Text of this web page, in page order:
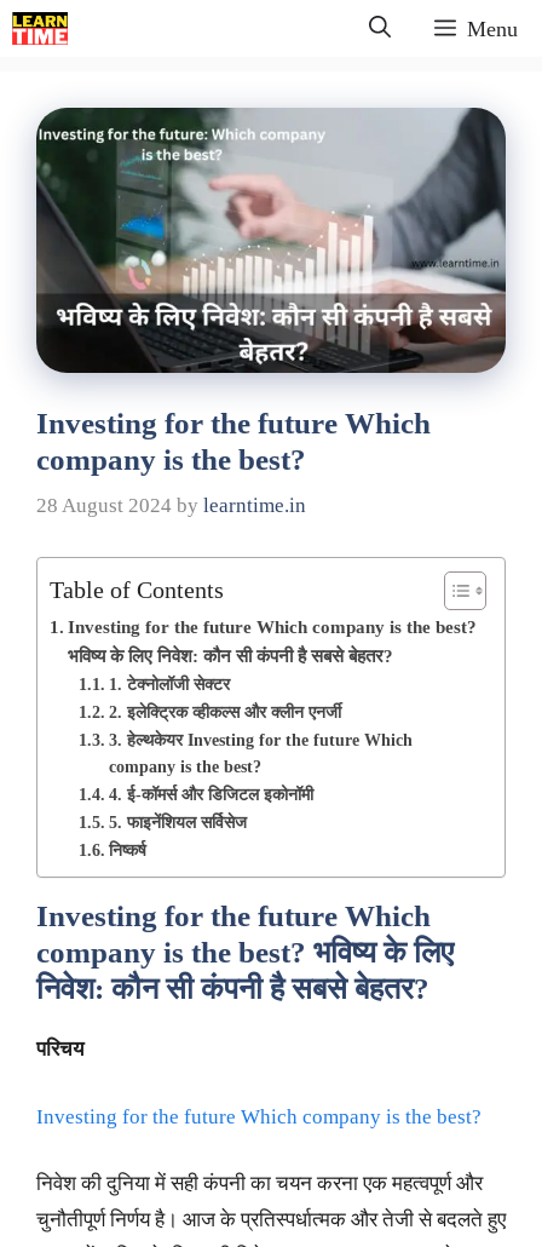
Skip
to
Menu
Investing for the future Which
company is the best?
28 August 2024 by learntime.in
Table of Contents
Investing for the future Which company is the best?
भविष्य के लिए निवेश: कौन सी कंपनी है सबसे बेहतर?
1. टेक्नोलॉजी सेक्टर
2. इलेक्ट्रिक व्हीकल्स और क्लीन एनर्जी
3. हेल्थकेयर Investing for the future Which
company is the best?
4. ई-कॉमर्स और डिजिटल इकोनॉमी
5. फाइनेंशियल सर्विसेज
निष्कर्ष
Investing for the future Which
company is the best? भविष्य के लिए
निवेश: कौन सी कंपनी है सबसे बेहतर?
परिचय
Investing for the future Which company is the best?
निवेश की दुनिया में सही कंपनी का चयन करना एक महत्वपूर्ण और
चुनौतीपूर्ण निर्णय है। आज के प्रतिस्पर्धात्मक और तेजी से बदलते हुए